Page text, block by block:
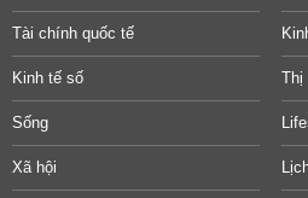
Tài chính quốc tế
Kinh tế số Thị
Sống
Xã hội